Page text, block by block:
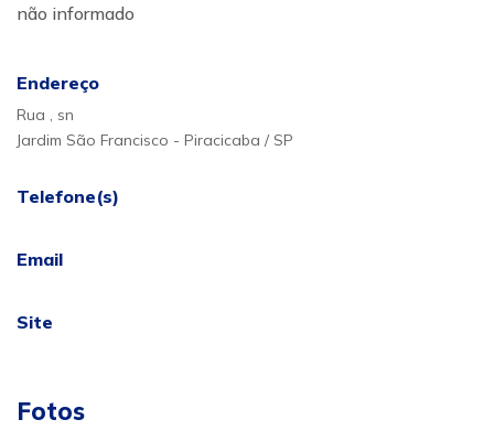
não informado
Endereço
Rua , sn
Jardim São Francisco - Piracicaba / SP
Telefone(s)
Email
Site
Fotos